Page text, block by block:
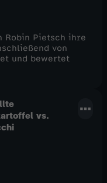
Robin Pietsch ihre
von
und bewertet
vs.